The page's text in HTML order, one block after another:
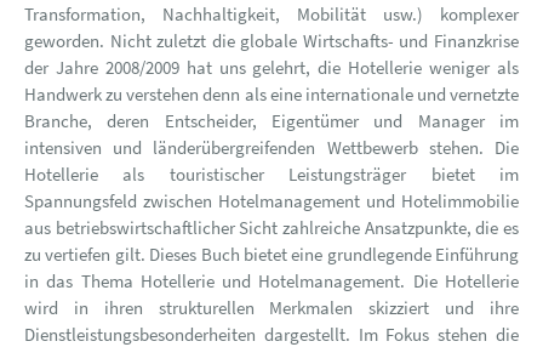
Transformation, Nachhaltigkeit, Mobilität usw.) komplexer
geworden. Nicht zuletzt die globale Wirtschafts- und Finanzkrise
der Jahre 2008/2009 hat uns gelehrt, die Hotellerie weniger als
Handwerk zu verstehen denn als eine internationale und vernetzte
Branche, deren Entscheider, Eigentümer und Manager im
intensiven und länderübergreifenden Wettbewerb stehen. Die
Hotellerie als touristischer Leistungsträger bietet im
Spannungsfeld zwischen Hotelmanagement und Hotelimmobilie
aus betriebswirtschaftlicher Sicht zahlreiche Ansatzpunkte, die es
zu vertiefen gilt. Dieses Buch bietet eine grundlegende Einführung
in das Thema Hotellerie und Hotelmanagement. Die Hotellerie
wird in ihren strukturellen Merkmalen skizziert und ihre
Dienstleistungsbesonderheiten dargestellt. Im Fokus stehen die